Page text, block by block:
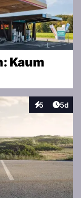
Kaum
5
Interaktionen
5d